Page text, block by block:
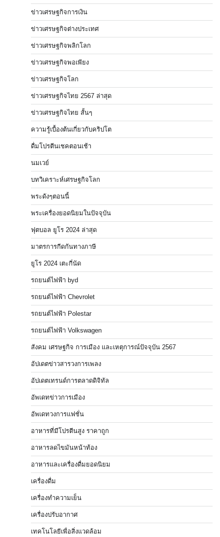
ข่าวเศรษฐกิจการเงิน
ข่าวเศรษฐกิจต่างประเทศ
ข่าวเศรษฐกิจพลิกโลก
ข่าวเศรษฐกิจพอเพียง
ข่าวเศรษฐกิจโลก
ข่าวเศรษฐกิจไทย 2567 ล่าสุด
ข่าวเศรษฐกิจไทย สั้นๆ
ความรู้เบื้องต้นเกี่ยวกับคริปโต
ดื่มโปรตีนเชคตอนเช้า
นมเวย์
บทวิเคราะห์เศรษฐกิจโลก
พระดังๆตอนนี้
พระเครื่องยอดนิยมในปัจจุบัน
ฟุตบอล ยูโร 2024 ล่าสุด
มาตรการกีดกันทางภาษี
ยูโร 2024 เตะกี่นัด
รถยนต์ไฟฟ้า byd
รถยนต์ไฟฟ้า Chevrolet
รถยนต์ไฟฟ้า Polestar
รถยนต์ไฟฟ้า Volkswagen
สังคม เศรษฐกิจ การเมือง และเหตุการณ์ปัจจุบัน 2567
อัปเดตข่าวสารวงการเพลง
อัปเดตเทรนด์การตลาดดิจิทัล
อัพเดทข่าวการเมือง
อัพเดทวงการแฟชั่น
อาหารที่มีโปรตีนสูง ราคาถูก
อาหารลดไขมันหน้าท้อง
อาหารและเครื่องดื่มยอดนิยม
เครื่องดื่ม
เครื่องทำความเย็น
เครื่องปรับอากาศ
เทคโนโลยีเพื่อสิ่งแวดล้อม